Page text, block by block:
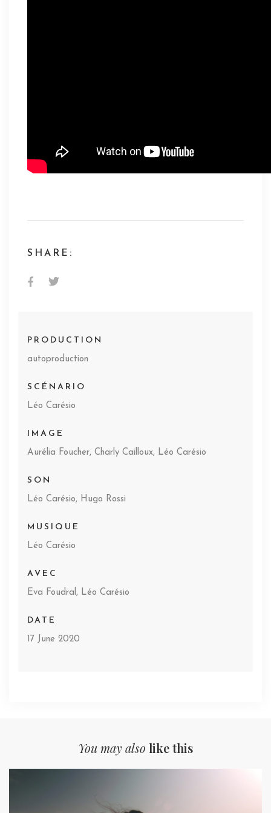
SHARE:
PRODUCTION
autoproduction
SCÉNARIO
Léo Carésio
IMAGE
Aurélia Foucher, Charly Cailloux, Léo Carésio
SON
Léo Carésio, Hugo Rossi
MUSIQUE
Léo Carésio
AVEC
Eva Foudral, Léo Carésio
DATE
17 June 2020
You may also like this